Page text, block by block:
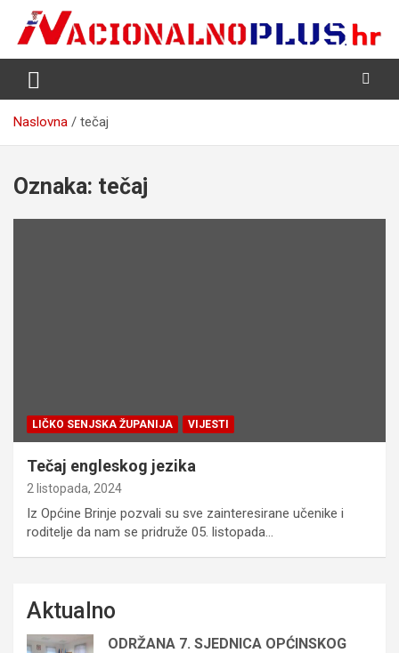
content
NacionalnoPlus.hr
Nacija želi znati više
Naslovna tečaj
Oznaka: tečaj
LIČKO SENJSKA ŽUPANIJA VIJESTI
Tečaj engleskog jezika
2 listopada, 2024
Iz Općine Brinje pozvali su sve zainteresirane učenike i
roditelje da nam se pridruže 05. listopada…
Aktualno
ODRŽANA 7. SJEDNICA OPĆINSKOG